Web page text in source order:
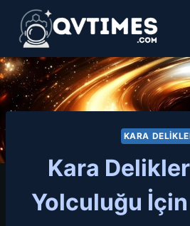
content
KARA
Kara
Yolculuğu İçin